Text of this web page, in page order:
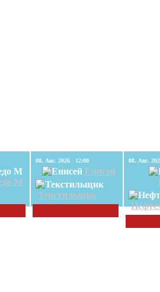
М
08. Авг. 2026 12:00
Енисей
Текстильщик